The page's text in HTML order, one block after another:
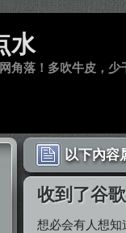
水
角落！多吹牛皮，少
以下內容
收到了谷
想必会有人想